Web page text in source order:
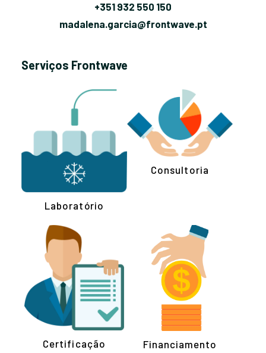
+351 932 550 150
madalena.garcia@frontwave.pt
Serviços Frontwave
Laboratório
Consultoria
Certificação Financiamento